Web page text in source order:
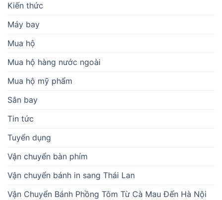
Kiến thức
Máy bay
Mua hộ
Mua hộ hàng nước ngoài
Mua hộ mỹ phẩm
Sân bay
Tin tức
Tuyển dụng
Vận chuyển bàn phím
Vận chuyển bánh in sang Thái Lan
Vận Chuyển Bánh Phồng Tôm Từ Cà Mau Đến Hà Nội